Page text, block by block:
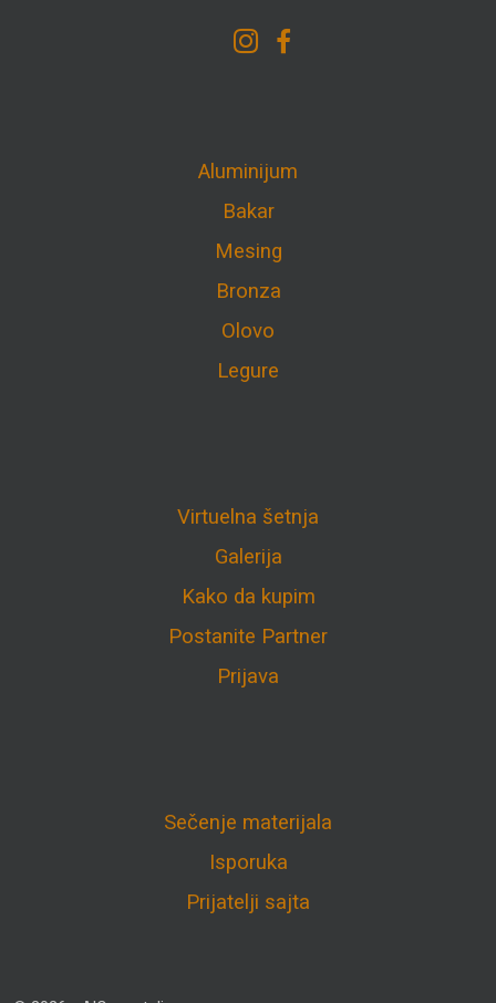
Aluminijum
Bakar
Mesing
Bronza
Olovo
Legure
Virtuelna šetnja
Galerija
Kako da kupim
Postanite Partner
Prijava
Sečenje materijala
Isporuka
Prijatelji sajta